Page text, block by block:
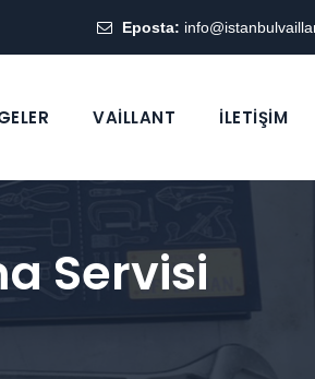
Eposta:
VAİLLANT İLETIŞIM
Servisi